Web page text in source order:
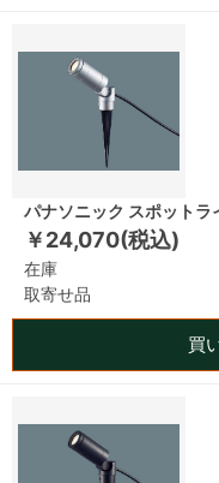
パナソニック スポット
￥24,070(税込)
在庫
取寄せ品
買